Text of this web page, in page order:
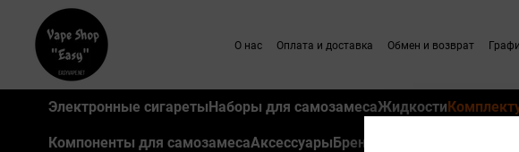
Перейти к основному контенту
О нас Оплата и доставка Обмен и возврат
Электронные сигаретыНаборы для самозамесаЖидкости
Компоненты для самозамесаАксессуарыБренды